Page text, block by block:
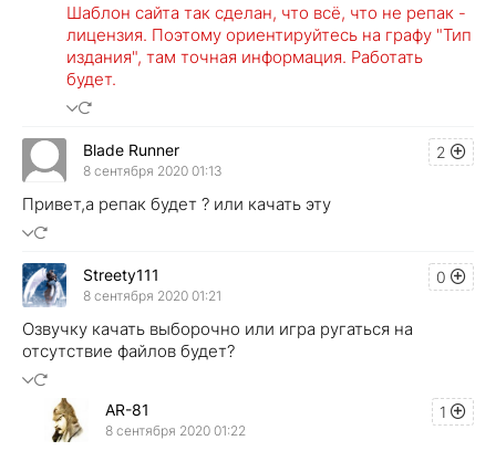
Шаблон сайта так сделан, что всё, что не репак -
лицензия. Поэтому ориентируйтесь на графу "Тип
издания", там точная информация. Работать
будет.
2
Blade Runner
8 сентября 2020 01:13
Привет,а репак будет ? или качать эту
0
Streety111
8 сентября 2020 01:21
Озвучку качать выборочно или игра ругаться на
отсутствие файлов будет?
1
AR-81
8 сентября 2020 01:22